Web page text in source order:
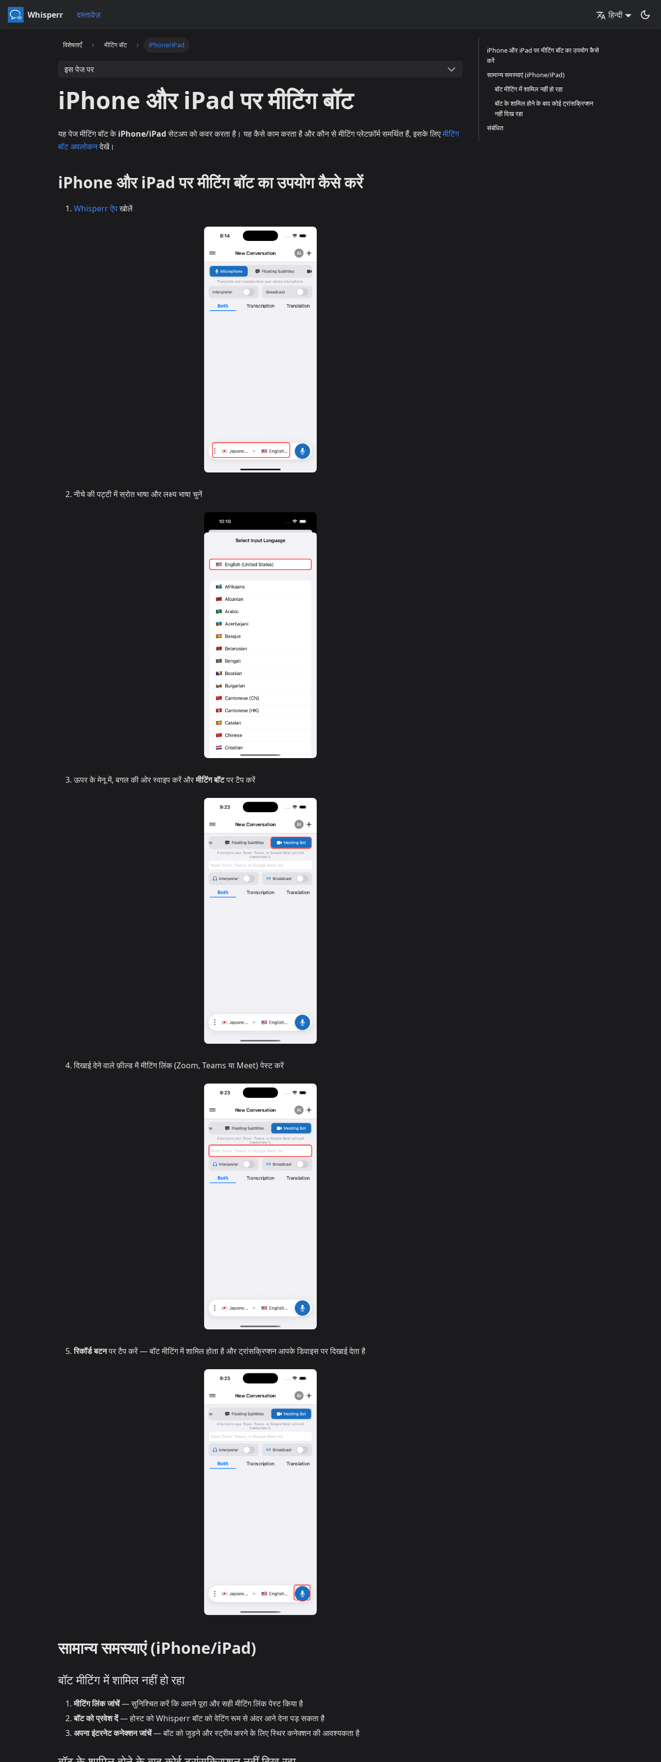
Whisperr दस्तावेज़ हिन्दी
विशेषताएँ मीटिंग बॉट iPhone/iPad
इस पेज पर
iPhone और iPad पर मीटिंग बॉट
यह पेज मीटिंग बॉट के iPhone/iPadसेटअप को कवर करता है। यह कैसे काम करता है और कौन से मीटिंग प्लेटफ़ॉर्म समर्थित हैं, इसके लिएमीटिंग
बॉट अवलोकनदेखें।
iPhone और iPad पर मीटिंग बॉट का उपयोग कैसे करें
Whisperr ऐपखोलें
नीचे की पट्टी में स्रोत भाषा और लक्ष्य भाषा चुनें
ऊपर के मेनू में, बगल की ओर स्वाइप करें औरमीटिंग बॉटपर टैप करें
दिखाई देने वाले फ़ील्ड में मीटिंग लिंक (Zoom, Teams या Meet) पेस्ट करें
रिकॉर्ड बटनपर टैप करें — बॉट मीटिंग में शामिल होता है और ट्रांसक्रिप्शन आपके डिवाइस पर दिखाई देता है
सामान्य समस्याएं (iPhone/iPad)
बॉट मीटिंग में शामिल नहीं हो रहा
मीटिंग लिंक जांचें— सुनिश्चित करें कि आपने पूरा और सही मीटिंग लिंक पेस्ट किया है
बॉट को प्रवेश दें— होस्ट को Whisperr बॉट को वेटिंग रूम से अंदर आने देना पड़ सकता है
अपना इंटरनेट कनेक्शन जांचें— बॉट को जुड़ने और स्ट्रीम करने के लिए स्थिर कनेक्शन की आवश्यकता है
iPhone और iPad पर मीटिंग बॉट का उपयोग कैसे
करें
सामान्य समस्याएं (iPhone/iPad)
बॉट मीटिंग में शामिल नहीं हो रहा
बॉट के शामिल होने के बाद कोई ट्रांसक्रिप्शन
नहीं दिख रहा
संबंधित